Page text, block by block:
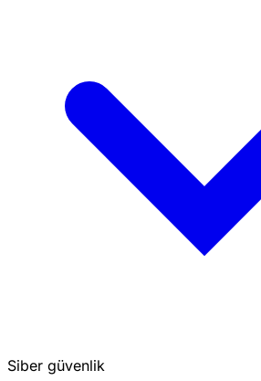
Siber güvenlik